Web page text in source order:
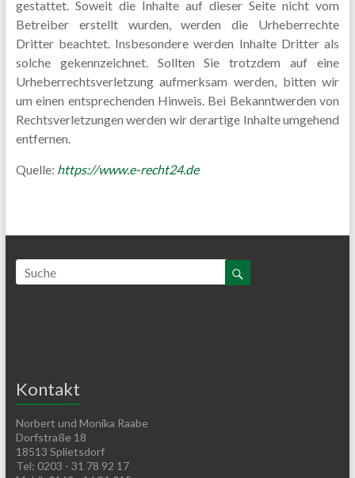
gestattet. Soweit die Inhalte auf dieser Seite nicht vom
Betreiber erstellt wurden, werden die Urheberrechte
Dritter beachtet. Insbesondere werden Inhalte Dritter als
solche gekennzeichnet. Sollten Sie trotzdem auf eine
Urheberrechtsverletzung aufmerksam werden, bitten wir
um einen entsprechenden Hinweis. Bei Bekanntwerden von
Rechtsverletzungen werden wir derartige Inhalte umgehend
entfernen.
Quelle: https://www.e-recht24.de
Kontakt
Norbert und Monika Raabe
Dorfstraße 18
18513 Splietsdorf
Tel: 0203 - 31 78 92 17